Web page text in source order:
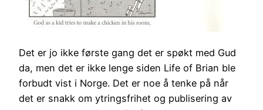
Det er jo ikke første gang det er spøkt med Gud
da, men det er ikke lenge siden Life of Brian ble
forbudt vist i Norge. Det er noe å tenke på når
det er snakk om ytringsfrihet og publisering av